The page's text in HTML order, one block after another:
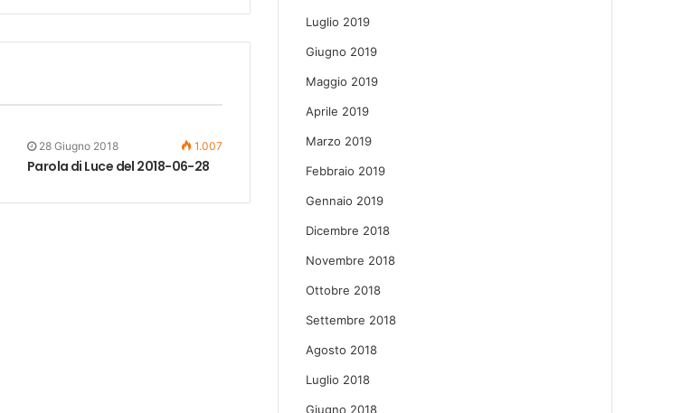
28 Giugno 2018 1.007
Parola di Luce del 2018-06-28
Luglio 2019
Giugno 2019
Maggio 2019
Aprile 2019
Marzo 2019
Febbraio 2019
Gennaio 2019
Dicembre 2018
Novembre 2018
Ottobre 2018
Settembre 2018
Agosto 2018
Luglio 2018
Giugno 2018